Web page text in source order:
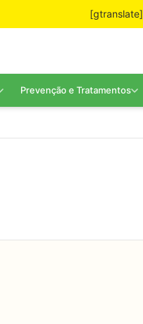
[gtranslate]
Prevenção e Tratamentos